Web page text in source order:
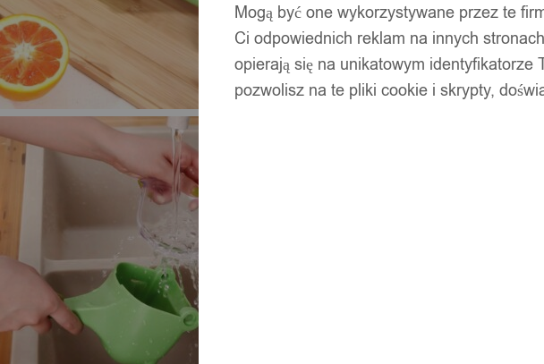
Mogą być one wykorzystywane przez te
Ci odpowiednich reklam na innych
opierają się na unikatowym identyfikatorze
pozwolisz na te pliki cookie i skrypty,